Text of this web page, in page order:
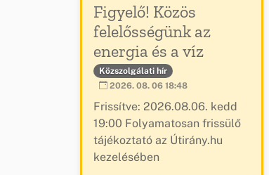
Figyelő! Közös
felelősségünk az
energia és a víz
Közszolgálati hír
2026. 08. 06 18:48
Frissítve: 2026.08.06. kedd
19:00 Folyamatosan frissülő
tájékoztató az Útirány.hu
kezelésében